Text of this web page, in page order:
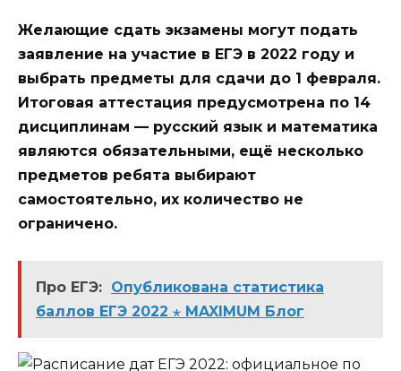
Желающие сдать экзамены могут подать
заявление на участие в ЕГЭ в 2022 году и
выбрать предметы для сдачи до 1 февраля.
Итоговая аттестация предусмотрена по 14
дисциплинам — русский язык и математика
являются обязательными, ещё несколько
предметов ребята выбирают
самостоятельно, их количество не
ограничено.
Про ЕГЭ: Опубликована статистика
баллов ЕГЭ 2022 ⋆ MAXIMUM Блог